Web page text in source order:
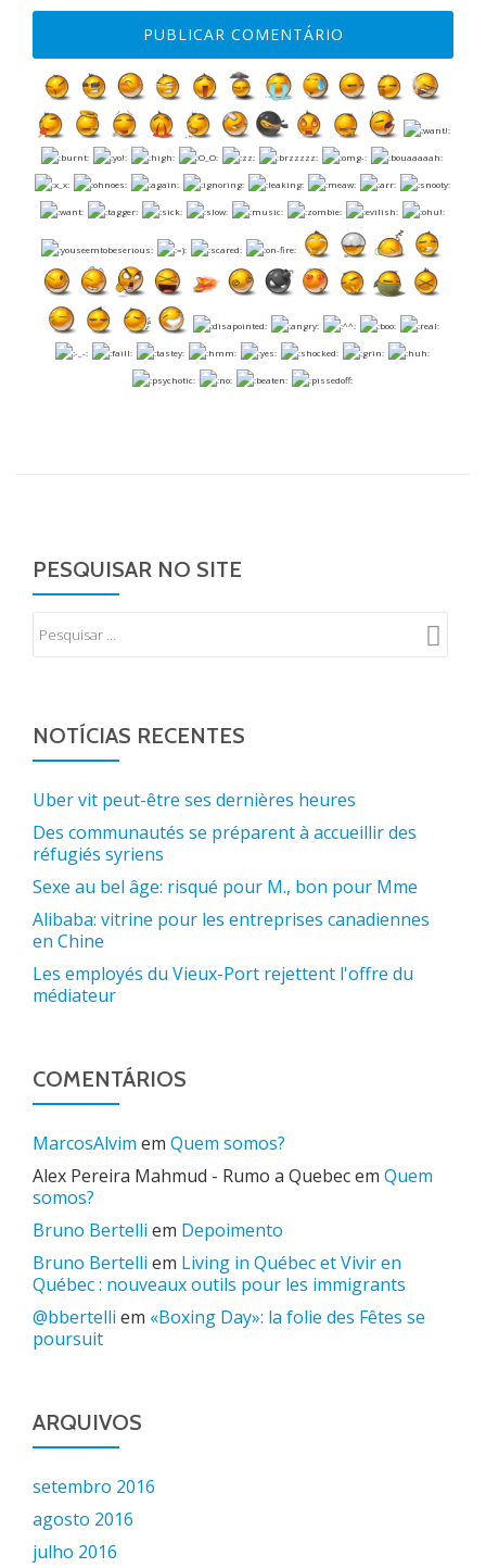
PESQUISAR NO SITE
NOTÍCIAS RECENTES
Uber vit peut-être ses dernières heures
Des communautés se préparent à accueillir des
réfugiés syriens
Sexe au bel âge: risqué pour M., bon pour Mme
Alibaba: vitrine pour les entreprises canadiennes
en Chine
Les employés du Vieux-Port rejettent l'offre du
médiateur
COMENTÁRIOS
MarcosAlvim em Quem somos?
Alex Pereira Mahmud - Rumo a Quebecem Quem
somos?
Bruno Bertelli em Depoimento
Bruno Bertelli em Living in Québec et Vivir en
Québec : nouveaux outils pour les immigrants
@bbertelli em «Boxing Day»: la folie des Fêtes se
poursuit
ARQUIVOS
setembro 2016
agosto 2016
julho 2016